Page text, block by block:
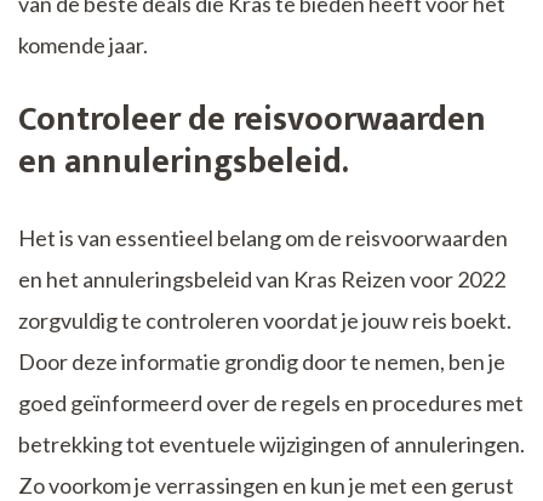
komende jaar.
Controleer de reisvoorwaarden
en annuleringsbeleid.
Het is van essentieel belang om de reisvoorwaarden
en het annuleringsbeleid van Kras Reizen voor 2022
zorgvuldig te controleren voordat je jouw reis boekt.
Door deze informatie grondig door te nemen, ben je
goed geïnformeerd over de regels en procedures met
betrekking tot eventuele wijzigingen of annuleringen.
Zo voorkom je verrassingen en kun je met een gerust